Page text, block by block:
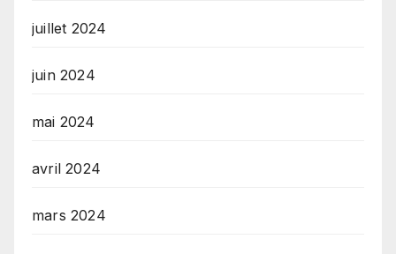
juillet 2024
juin 2024
mai 2024
avril 2024
mars 2024